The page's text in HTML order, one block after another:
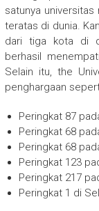
satunya
teratas di dunia.
dari tiga kota di
berhasil
Selain itu, the
penghargaan
Peringkat 87
Peringkat 68
Peringkat 68
Peringkat 123
Peringkat 217
Peringkat 1 di